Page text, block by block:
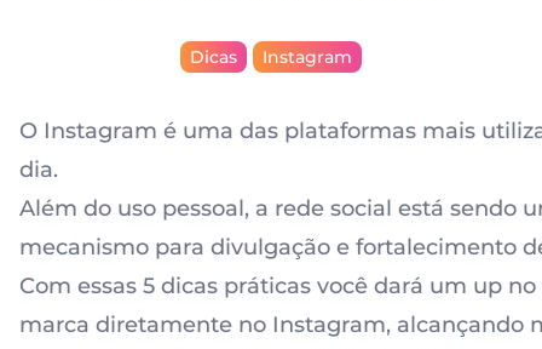
Dicas Instagram
O Instagram é uma das plataformas mais
dia.
Além do uso pessoal, a rede social está sendo
mecanismo para divulgação e fortalecimento
Com essas 5 dicas práticas você dará um up
marca diretamente no Instagram, alcançando